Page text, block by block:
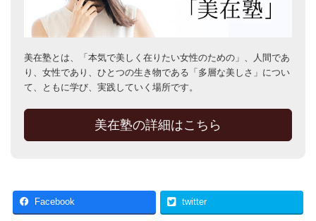
美在塾とは、「本気で美しく在りたい女性のための」、人間であ
り、女性であり、ひとつの生き物である「多層な美しさ」につい
て、ともに学び、実践していく場所です。
美在塾の詳細はこちら
Facebook twitter